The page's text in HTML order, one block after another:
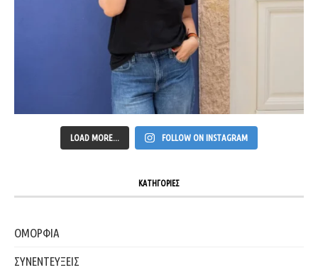
LOAD MORE... FOLLOW ON INSTAGRAM
ΚΑΤΗΓΟΡΙΕΣ
ΟΜΟΡΦΙΑ
ΣΥΝΕΝΤΕΥΞΕΙΣ